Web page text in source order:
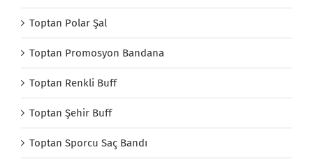
Toptan Polar Şal
Toptan Promosyon Bandana
Toptan Renkli Buff
Toptan Şehir Buff
Toptan Sporcu Saç Bandı